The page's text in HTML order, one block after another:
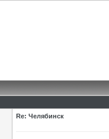
Re: Челябинск